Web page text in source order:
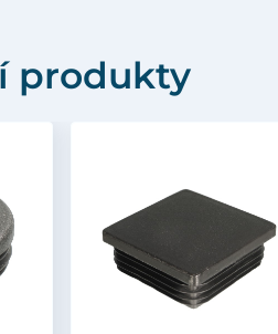
produkty